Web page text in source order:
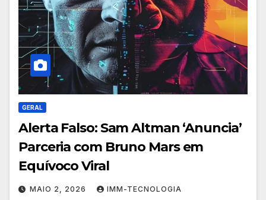
GERAL
Alerta Falso: Sam Altman ‘Anuncia’
Parceria com Bruno Mars em
Equívoco Viral
MAIO 2, 2026 IMM-TECNOLOGIA